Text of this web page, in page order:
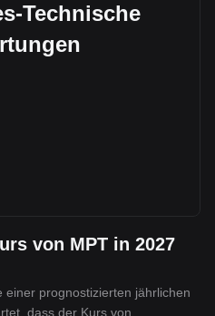
Technische
von MPT in 2027
prognostizierten jährlichen
dass der Kurs von